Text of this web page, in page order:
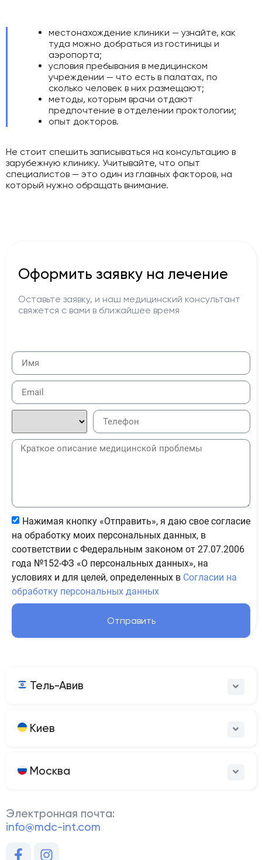
местонахождение клиники — узнайте, как
туда можно добраться из гостиницы и
аэропорта;
условия пребывания в медицинском
учреждении — что есть в палатах, по
сколько человек в них размещают;
методы, которым врачи отдают
предпочтение в отделении проктологии;
опыт докторов.
Не стоит спешить записываться на консультацию в
зарубежную клинику. Учитывайте, что опыт
специалистов — это один из главных факторов, на
который нужно обращать внимание.
Оформить заявку на лечение
Оставьте заявку, и наш медицинский консультант
свяжется с вами в ближайшее время
Нажимая кнопку «Отправить», я даю свое согласие
на обработку моих персональных данных, в
соответствии с Федеральным законом от 27.07.2006
года №152-ФЗ «О персональных данных», на
условиях и для целей, определенных в Согласии на
обработку персональных данных
Отправить
Тель-Авив
Киев
Москва
Электронная почта:
info@mdc-int.com